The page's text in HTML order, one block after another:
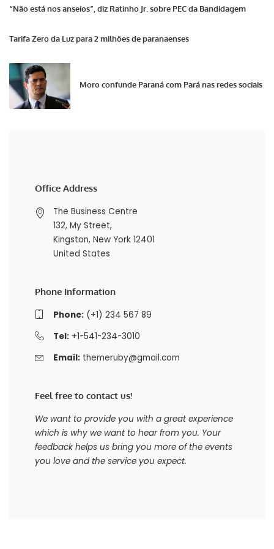
“Não está nos anseios”, diz Ratinho Jr. sobre PEC da Bandidagem
Tarifa Zero da Luz para 2 milhões de paranaenses
Moro confunde Paraná com Pará nas redes sociais
Office Address
The Business Centre
132, My Street,
Kingston, New York 12401
United States
Phone Information
Phone:(+1) 234 567 89
Tel:+1-541-234-3010
Email: themeruby@gmail.com
Feel free to contact us!
We want to provide you with a great experience
which is why we want to hear from you. Your
feedback helps us bring you more of the events
you love and the service you expect.